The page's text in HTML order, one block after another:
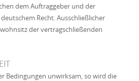
dem Auftraggeber und der
Recht. Ausschließlicher
der vertragschließenden
Bedingungen unwirksam, so wird die